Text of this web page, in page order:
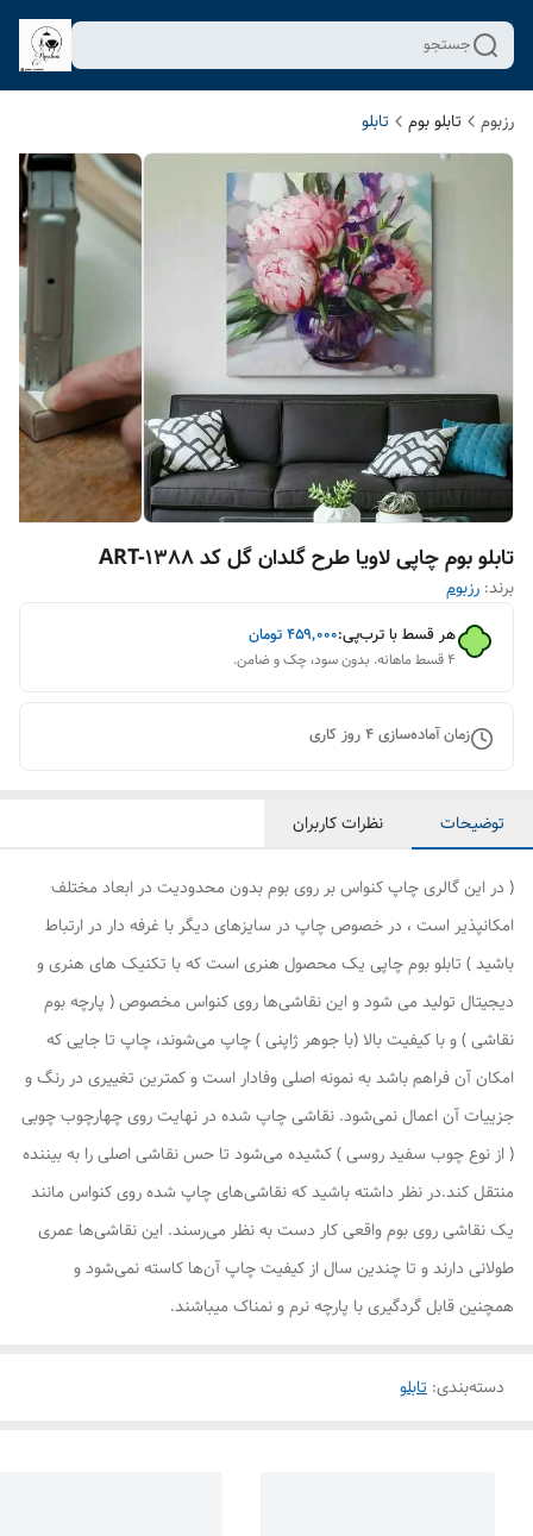
جستجو
رزبوم تابلو بوم تابلو
تابلو بوم چاپی لاویا طرح گلدان گل کد ART-1388
برند: رزبوم
هر قسط با ترب‌پی:۴۵۹٬۰۰۰تومان
۴ قسط ماهانه. بدون سود، چک و ضامن.
زمان آماده‌سازی4روز کاری
توضیحات نظرات کاربران
( در این گالری چاپ کنواس بر روی بوم بدون محدودیت در ابعاد مختلف
امکانپذیر است ، در خصوص چاپ در سایزهای دیگر با غرفه دار در ارتباط
باشید ) تابلو بوم چاپی یک محصول هنری است که با تکنیک های هنری و
دیجیتال تولید می شود و این نقاشی‌ها روی کنواس مخصوص ( پارچه بوم
نقاشی ) و با کیفیت بالا (با جوهر ژاپنی ) چاپ می‌شوند، چاپ تا جایی که
امکان آن فراهم باشد به نمونه اصلی وفادار است و کمترین تغییری در رنگ و
جزییات آن اعمال نمی‌شود. نقاشی چاپ شده در نهایت روی چهارچوب چوبی
( از نوع چوب سفید روسی ) کشیده می‌شود تا حس نقاشی اصلی را به بیننده
منتقل کند.در نظر داشته باشید که نقاشی‌های چاپ شده روی کنواس مانند
یک نقاشی روی بوم واقعی کار دست به نظر می‌رسند. این نقاشی‌ها عمری
طولانی دارند و تا چندین سال از کیفیت چاپ آن‌ها کاسته نمی‌شود و
همچنین قابل گردگیری با پارچه نرم و نمناک میباشند.
دسته‌بندی: تابلو